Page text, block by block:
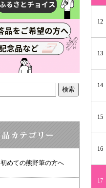
初めての熊野筆の方へ
12
13
14
15
16
17